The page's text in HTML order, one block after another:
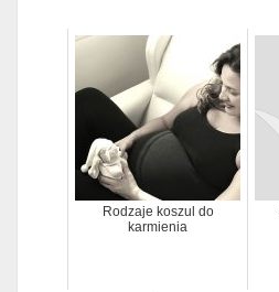
Rodzaje koszul do
karmienia